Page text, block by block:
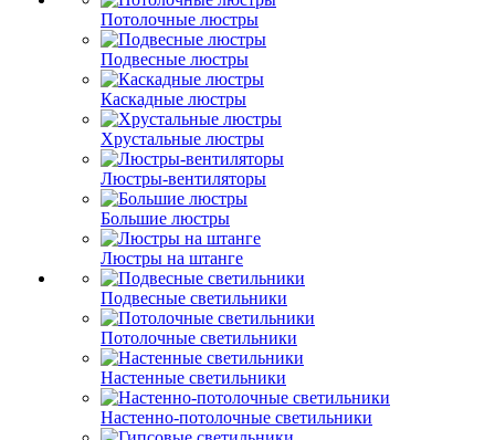
Потолочные люстры
Подвесные люстры
Каскадные люстры
Хрустальные люстры
Люстры-вентиляторы
Большие люстры
Люстры на штанге
Подвесные светильники
Потолочные светильники
Настенные светильники
Настенно-потолочные светильники